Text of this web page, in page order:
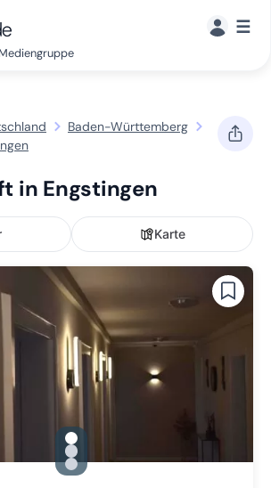
Mediengruppe
☰
Baden-Württemberg
in Engstingen
Karte
gallery.slide_selector
Zu Slide 1 wechseln
Zu Slide 2 wechseln
Zu Slide 3 wechseln